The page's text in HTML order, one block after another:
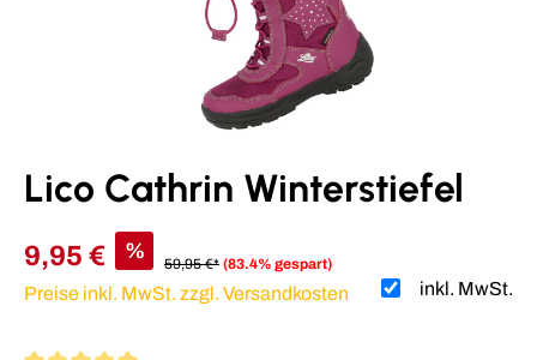
Lico Cathrin Winterstiefel
9,95 € %
59,95 €* (83.4% gespart)
inkl. MwSt.
Preise inkl. MwSt. zzgl. Versandkosten